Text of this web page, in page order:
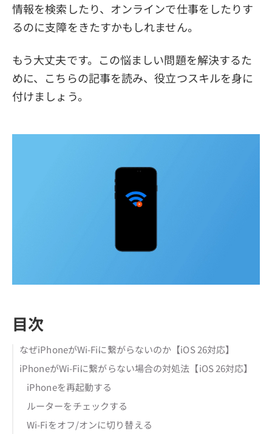
情報を検索したり、オンラインで仕事をしたりす
るのに支障をきたすかもしれません。
もう大丈夫です。この悩ましい問題を解決するた
めに、こちらの記事を読み、役立つスキルを身に
付けましょう。
目次
なぜiPhoneがWi-Fiに繋がらないのか【iOS 26対応】
iPhoneがWi-Fiに繋がらない場合の対処法【iOS 26対応】
iPhoneを再起動する
ルーターをチェックする
Wi-Fiをオフ/オンに切り替える